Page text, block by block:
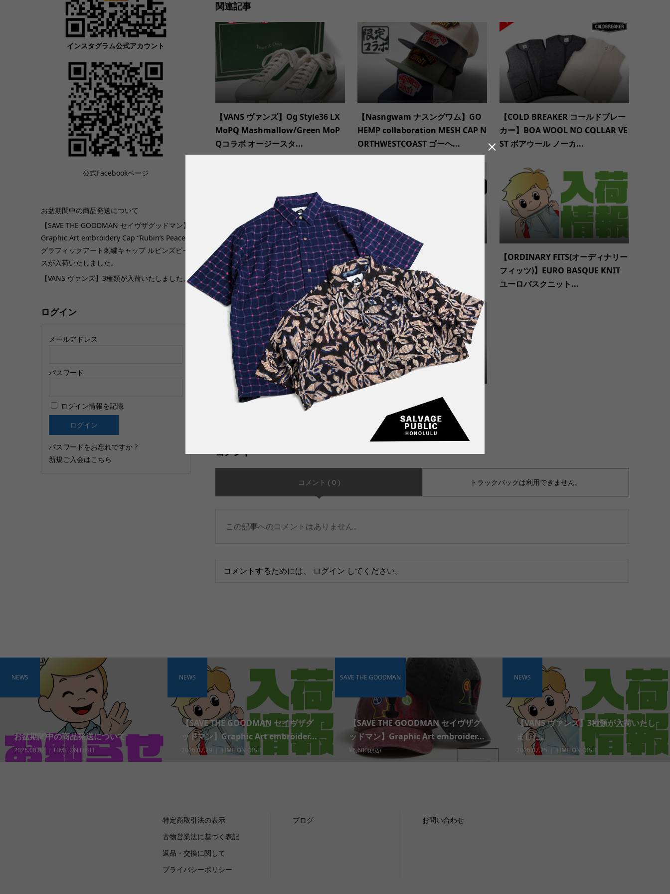
関連記事
【VANS ヴァンズ】Og Style36 LX
MoPQ Mashmallow/Green MoP
Qコラボ オージースタ...
【Nasngwam ナスングワム】GO
HEMP collaboration MESH CAP N
ORTHWESTCOAST ゴーヘ...
【COLD BREAKER コールドブレー
カー】BOA WOOL NO COLLAR VE
ST ボアウール ノーカ...
【VANS ヴァンズ】2種類が入荷い
たしました。
【SALVAGE PUBLIC サルヴェー
ジ・パブリック】Standard S/S Te
e Tropical Modern ...
【ORDINARY FITS(オーディナリー
フィッツ)】EURO BASQUE KNIT
ユーロバスクニット...
【caltop】地元LAでも愛されるMA
DE IN USAのシャツメーカー
ブログを更新いたしました。
コメント
コメント ( 0 ) トラックバックは利用できません。
この記事へのコメントはありません。
コメントするためには、 ログイン してください。
インスタグラム公式アカウント
公式Facebookページ
お盆期間中の商品発送について
【SAVE THE GOODMAN セイヴザグッドマン】
Graphic Art embroidery Cap “Rubin’s Peace”
グラフィックアート刺繍キャップ ルビンズピー
スが入荷いたしました。
【VANS ヴァンズ】3種類が入荷いたしました。
ログイン
メールアドレス
パスワード
ログイン情報を記憶
パスワードをお忘れですか ?
新規ご入会はこちら
お盆期間中の商品発送について
2026.08.02 LIME ON DISH
NEWS
【SAVE THE GOODMAN セイヴザグ
ッドマン】Graphic Art embroider...
2026.07.29 LIME ON DISH
NEWS
【SAVE THE GOODMAN セイヴザグ
ッドマン】Graphic Art embroider...
¥6,600(税込)
SAVE THE GOODMAN
【VANS ヴァンズ】3種類が入荷いたし
ました。
2026.07.25 LIME ON DISH
NEWS
特定商取引法の表示
古物営業法に基づく表記
返品・交換に関して
プライバシーポリシー
ブログ お問い合わせ
